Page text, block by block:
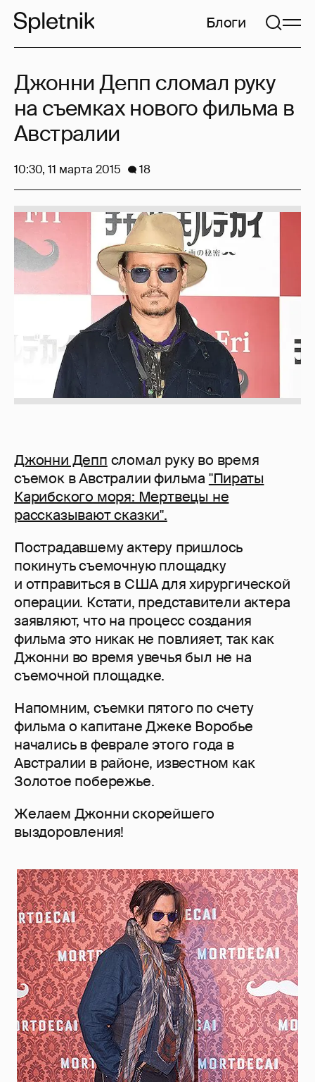
Блоги
Джонни Депп сломал руку во время
съемок в Австралии фильма "Пираты
Карибского моря: Мертвецы не
рассказывают сказки".
Пострадавшему актеру пришлось
покинуть съемочную площадку
и отправиться в США для хирургической
операции. Кстати, представители актера
заявляют, что на процесс создания
фильма это никак не повлияет, так как
Джонни во время увечья был не на
съемочной площадке.
Напомним, съемки пятого по счету
фильма о капитане Джеке Воробье
начались в феврале этого года в
Австралии в районе, известном как
Золотое побережье.
Желаем Джонни скорейшего
выздоровления!
Джонни Депп сломал руку
на съемках нового фильма в
Австралии
10:30, 11 марта 2015 18